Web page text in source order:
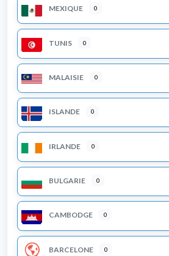
MEXIQUE 0
TUNIS 0
MALAISIE 0
ISLANDE 0
IRLANDE 0
BULGARIE 0
CAMBODGE 0
BARCELONE 0